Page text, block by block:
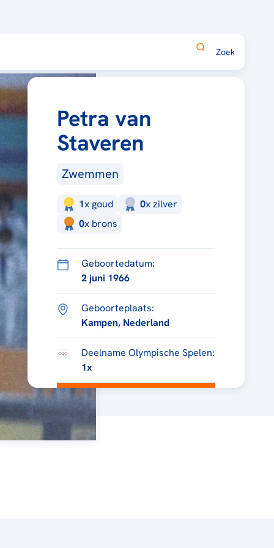
Petra van
Staveren
Zwemmen
1x goud 0xzilver
0x brons
Geboortedatum:
2 juni 1966
Geboorteplaats:
Kampen, Nederland
Deelname Olympische Spelen:
1x